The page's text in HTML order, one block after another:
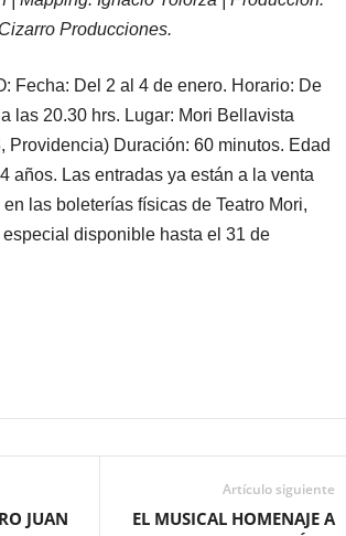
Producciones.
Fecha: Del 2 al 4 de enero. Horario: De
las 20.30 hrs. Lugar: Mori Bellavista
Providencia) Duración: 60 minutos. Edad
años. Las entradas ya están a la venta
las boleterías físicas de Teatro Mori,
disponible hasta el 31 de
JUAN
Artículo siguiente
EL MUSICAL HOMENAJE A